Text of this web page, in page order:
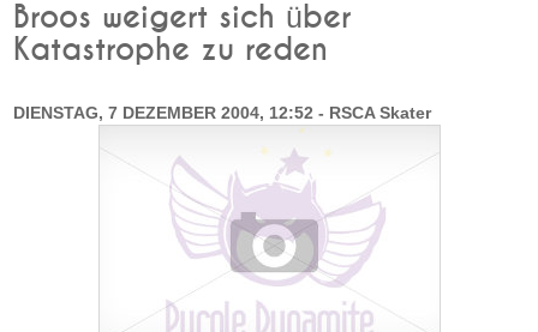
Broos weigert sich über
Katastrophe zu reden
DIENSTAG, 7 DEZEMBER 2004, 12:52 - RSCA Skater